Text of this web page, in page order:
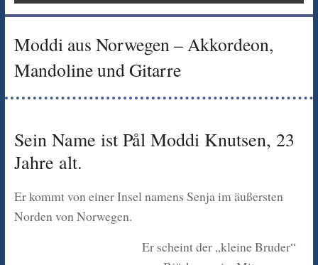
Moddi aus Norwegen – Akkordeon,
Mandoline und Gitarre
Sein Name ist Pål Moddi Knutsen, 23
Jahre alt.
Er kommt von einer Insel namens Senja im äußersten
Norden von Norwegen.
Er scheint der „kleine Bruder“